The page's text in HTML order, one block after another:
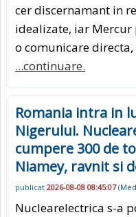
cer discernamant in
idealizate, iar
o comunicare
...continuare.
Romania intra in
Nigerului.
cumpere 300 de
Niamey, ravnit si
publicat 2026-08-08 08:45:07(
Nuclearelectrica s-a